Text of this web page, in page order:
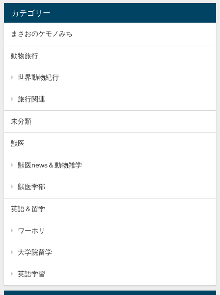
カテゴリー
まさおのケモノみち
動物旅行
世界動物紀行
旅行関連
未分類
獣医
獣医news＆動物雑学
獣医学部
英語＆留学
ワーホリ
大学院留学
英語学習